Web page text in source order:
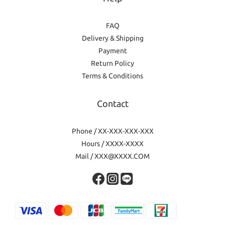
FAQ
Delivery & Shipping
Payment
Return Policy
Terms & Conditions
Contact
Phone / XX-XXX-XXX-XXX
Hours / XXXX-XXXX
Mail / XXX@XXXX.COM